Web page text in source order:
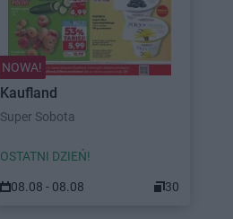
NOWA!
Kaufland
Super Sobota
OSTATNI DZIEŃ!
08.08 - 08.08 30